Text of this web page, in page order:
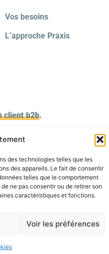
des technologies telles que les
des appareils. Le fait de consentir
telles que le comportement
ne pas consentir ou de retirer son
caractéristiques et fonctions.
Voir les préférences
Vos besoins
L’approche Praxis
client b2b.
& RGPD–Mentions